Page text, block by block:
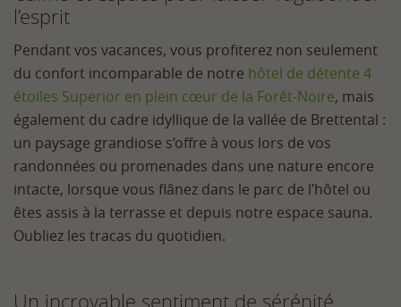
l’esprit
Pendant vos vacances, vous profiterez non seulement
du confort incomparable de notre hôtel de détente 4
étoiles Superior en plein cœur de la Forêt-Noire, mais
également du cadre idyllique de la vallée de Brettental :
un paysage grandiose s’offre à vous lors de vos
randonnées ou promenades dans une nature encore
intacte, lorsque vous flânez dans le parc de l’hôtel ou
êtes assis à la terrasse et depuis notre espace sauna.
Oubliez les tracas du quotidien.
Un incroyable sentiment de sérénité